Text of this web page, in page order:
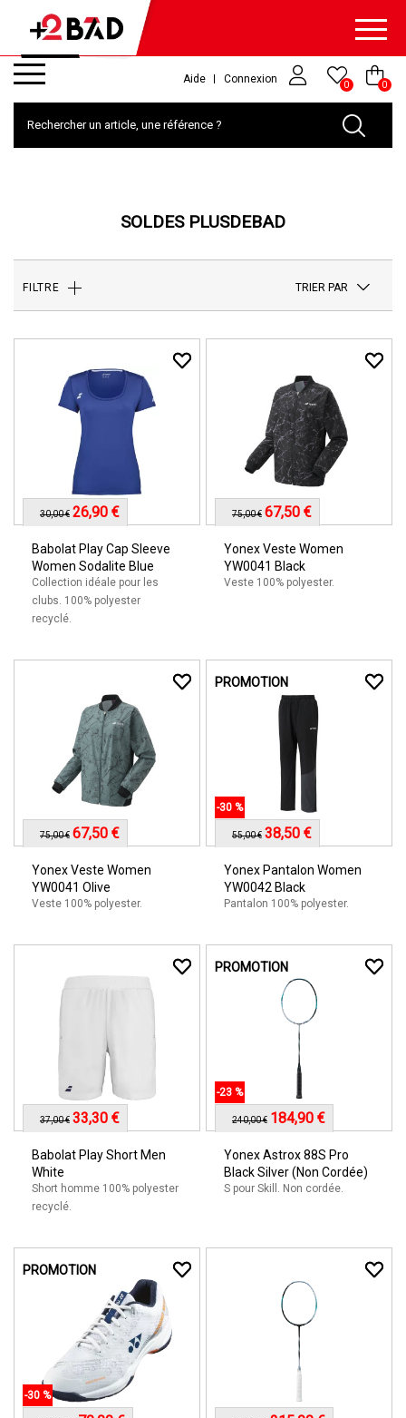
Aide Connexion 0 0
SOLDES PLUSDEBAD
FILTRE TRIER PAR
Babolat Play Cap Sleeve
Women Sodalite Blue
Collection idéale pour les
clubs. 100% polyester
recyclé.
30,00 € 26,90 €
Yonex Veste Women
YW0041 Black
Veste 100% polyester.
75,00 € 67,50 €
Yonex Veste Women
YW0041 Olive
Veste 100% polyester.
75,00 € 67,50 €
PROMOTION
Yonex Pantalon Women
YW0042 Black
Pantalon 100% polyester.
-30 %
55,00 € 38,50 €
Babolat Play Short Men
White
Short homme 100% polyester
recyclé.
37,00 € 33,30 €
PROMOTION
Yonex Astrox 88S Pro
Black Silver (Non Cordée)
S pour Skill. Non cordée.
-23 %
240,00 € 184,90 €
PROMOTION
-30 %